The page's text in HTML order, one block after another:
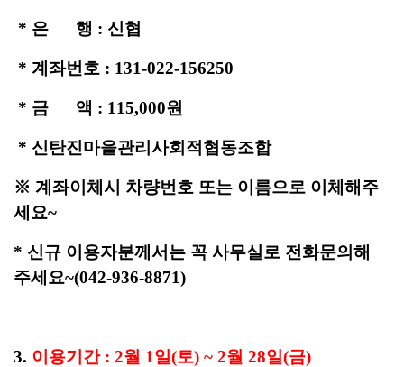
* 은 행 : 신협
* 계좌번호 : 131-022-156250
* 금 액 : 115,000원
* 신탄진마을관리사회적협동조합
※ 계좌이체시 차량번호 또는 이름으로 이체해주
세요~
* 신규 이용자분께서는 꼭 사무실로 전화문의해
주세요~(042-936-8871)
3. 이용기간 : 2월 1일(토) ~ 2월 28일(금)